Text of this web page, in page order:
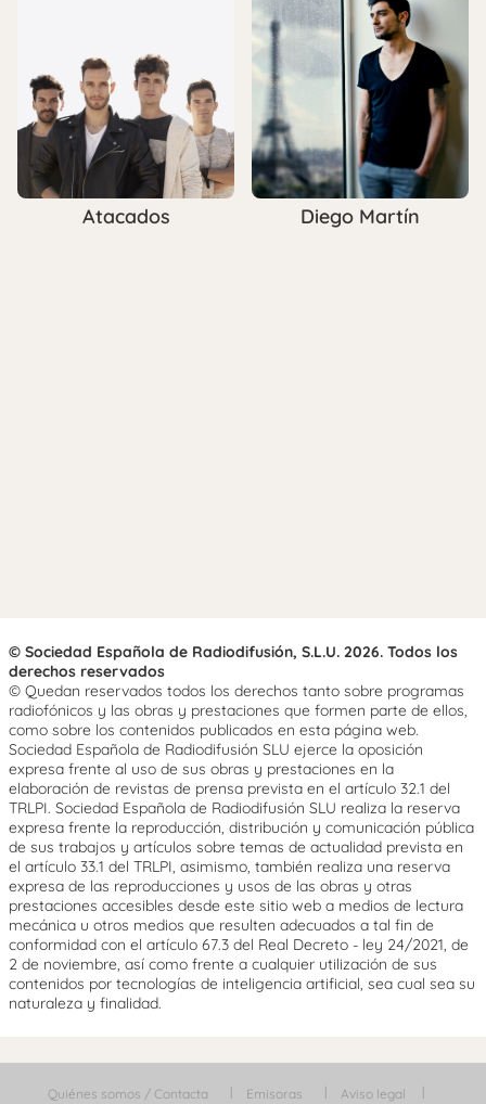
Atacados Diego Martín
© Sociedad Española de Radiodifusión, S.L.U. 2026. Todos los
derechos reservados
© Quedan reservados todos los derechos tanto sobre programas
radiofónicos y las obras y prestaciones que formen parte de ellos,
como sobre los contenidos publicados en esta página web.
Sociedad Española de Radiodifusión SLU ejerce la oposición
expresa frente al uso de sus obras y prestaciones en la
elaboración de revistas de prensa prevista en el artículo 32.1 del
TRLPI. Sociedad Española de Radiodifusión SLU realiza la reserva
expresa frente la reproducción, distribución y comunicación pública
de sus trabajos y artículos sobre temas de actualidad prevista en
el artículo 33.1 del TRLPI, asimismo, también realiza una reserva
expresa de las reproducciones y usos de las obras y otras
prestaciones accesibles desde este sitio web a medios de lectura
mecánica u otros medios que resulten adecuados a tal fin de
conformidad con el artículo 67.3 del Real Decreto - ley 24/2021, de
2 de noviembre, así como frente a cualquier utilización de sus
contenidos por tecnologías de inteligencia artificial, sea cual sea su
naturaleza y finalidad.
Quiénes somos / Contacta Emisoras Aviso legal